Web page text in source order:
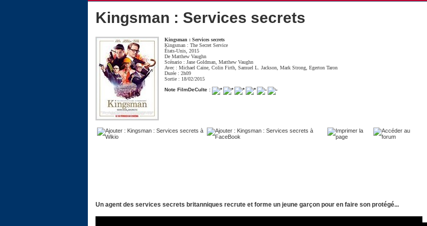
Kingsman : Services secrets
Kingsman : Services secrets
Kingsman : The Secret Service
États-Unis, 2015
DeMatthew Vaughn
Scénario :Jane Goldman ,Matthew Vaughn
Avec :Michael Caine ,Colin Firth ,Samuel L. Jackson ,Mark Strong ,Egerton Taron
Durée : 2h09
Sortie : 18/02/2015
Note FilmDeCulte :
Un agent des services secrets britanniques recrute et forme un jeune garçon pour en faire son protégé...